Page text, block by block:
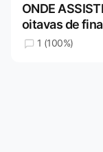
ONDE
oitavas de
1 (100%)